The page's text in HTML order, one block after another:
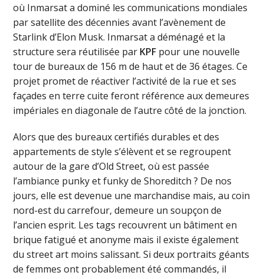
où Inmarsat a dominé les communications mondiales
par satellite des décennies avant l’avènement de
Starlink d’Elon Musk. Inmarsat a déménagé et la
structure sera réutilisée par KPF pour une nouvelle
tour de bureaux de 156 m de haut et de 36 étages. Ce
projet promet de réactiver l’activité de la rue et ses
façades en terre cuite feront référence aux demeures
impériales en diagonale de l’autre côté de la jonction.
Alors que des bureaux certifiés durables et des
appartements de style s’élèvent et se regroupent
autour de la gare d’Old Street, où est passée
l’ambiance punky et funky de Shoreditch ? De nos
jours, elle est devenue une marchandise mais, au coin
nord-est du carrefour, demeure un soupçon de
l’ancien esprit. Les tags recouvrent un bâtiment en
brique fatigué et anonyme mais il existe également
du street art moins salissant. Si deux portraits géants
de femmes ont probablement été commandés, il